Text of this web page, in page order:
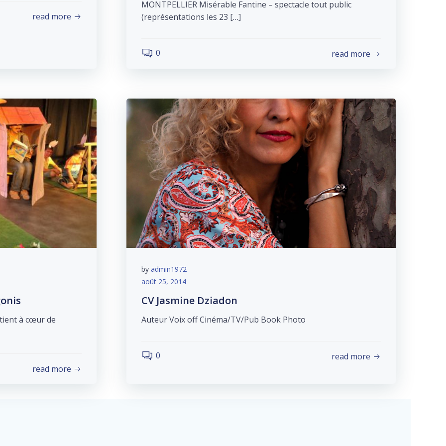
read more
MONTPELLIER Misérable Fantine – spectacle tout public
(représentations les 23 […]
0 read more
à cœur de
read more
by admin1972
août 25, 2014
CV Jasmine Dziadon
Auteur Voix off Cinéma/TV/Pub Book Photo
0 read more